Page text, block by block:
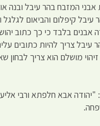
המזבח בהר עיבל ובנה
קיפלום והביאום
בלבד כי כך כתוב
עיבל צריך להיות כתובים
מושלם הוא צריך לבחון
אבא חלפתא ורבי